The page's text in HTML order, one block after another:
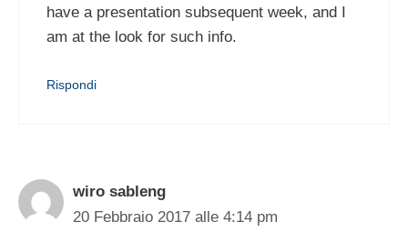
have a presentation subsequent week, and I
am at the look for such info.
Rispondi
wiro sableng
20 Febbraio 2017 alle 4:14 pm